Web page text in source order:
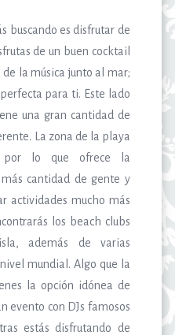
buscando es disfrutar de
de un buen cocktail
la música junto al mar;
para ti. Este lado
una gran cantidad de
La zona de la playa
por lo que ofrece la
cantidad de gente y
actividades mucho más
los beach clubs
además de varias
mundial. Algo que la
la opción idónea de
evento con DJs famosos
estás disfrutando de